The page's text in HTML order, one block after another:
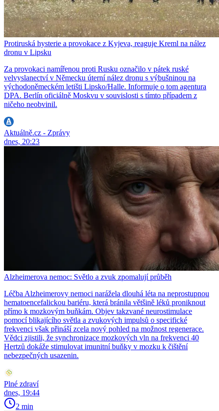
Protiruská hysterie a provokace z Kyjeva, reaguje Kreml na nález
dronu v Lipsku
Za provokaci namířenou proti Rusku označilo v pátek ruské
velvyslanectví v Německu úterní nález dronu s výbušninou na
východoněmeckém letišti Lipsko/Halle. Informuje o tom agentura
DPA. Berlín oficiálně Moskvu v souvislosti s tímto případem z
ničeho neobvinil.
Aktuálně.cz - Zprávy
dnes, 20:23
Alzheimerova nemoc: Světlo a zvuk zpomalují průběh
Léčba Alzheimerovy nemoci narážela dlouhá léta na neprostupnou
hematoencefalickou bariéru, která bránila většině léků proniknout
přímo k mozkovým buňkám. Objev takzvané neurostimulace
pomocí blikajícího světla a zvukových impulsů o specifické
frekvenci však přináší zcela nový pohled na možnost regenerace.
Vědci zjistili, že synchronizace mozkových vln na frekvenci 40
Hertzů dokáže stimulovat imunitní buňky v mozku k čištění
nebezpečných usazenin.
Plné zdraví
dnes, 19:44
2 min